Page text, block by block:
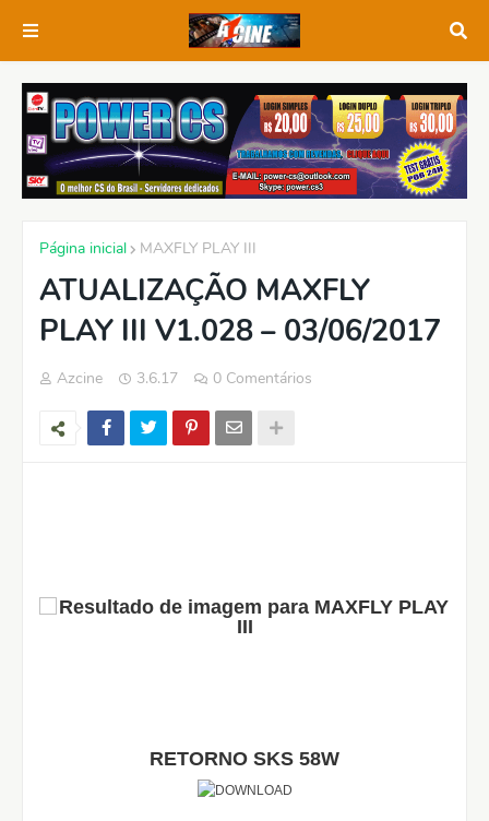
Página inicial MAXFLY PLAY III
ATUALIZAÇÃO MAXFLY
PLAY III V1.028 – 03/06/2017
Azcine 3.6.17 0 Comentários
RETORNO SKS 58W